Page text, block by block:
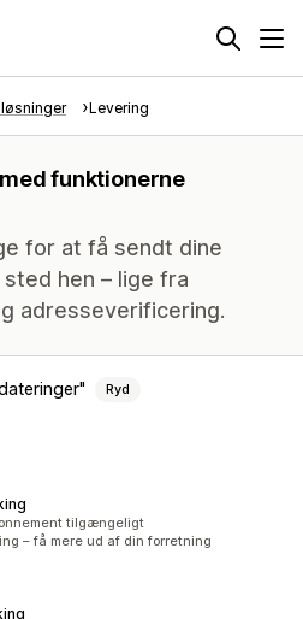
Levering
funktionerne
for at få sendt dine
hen – lige fra
adresseverificering.
Ryd
tilgængeligt
– få mere ud af din forretning